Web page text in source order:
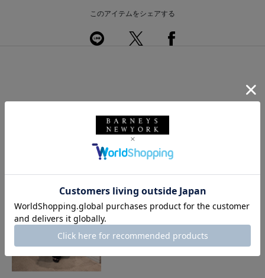
このアイテムをシェアする
このアイテムを使用したスタイリング